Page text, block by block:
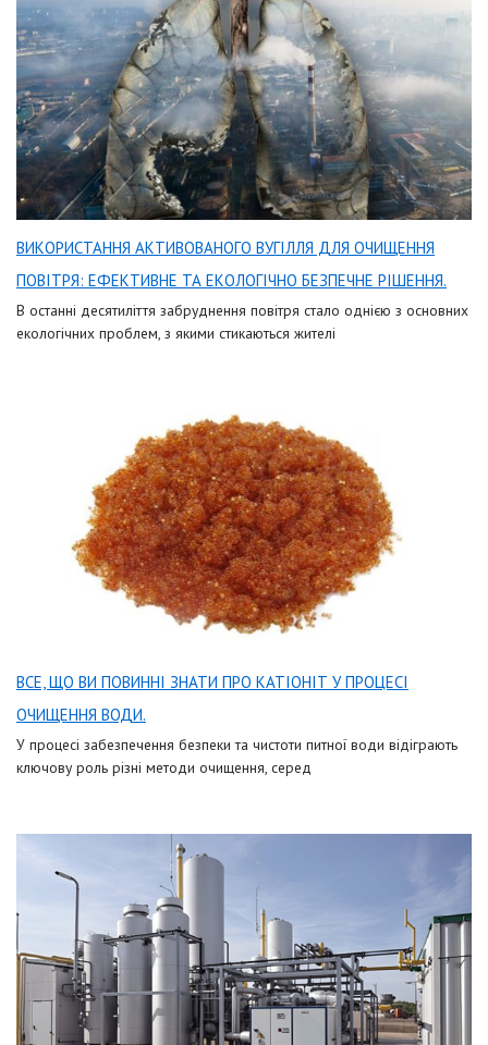
ВИКОРИСТАННЯ АКТИВОВАНОГО ВУГІЛЛЯ ДЛЯ ОЧИЩЕННЯ
ПОВІТРЯ: ЕФЕКТИВНЕ ТА ЕКОЛОГІЧНО БЕЗПЕЧНЕ РІШЕННЯ.
В останні десятиліття забруднення повітря стало однією з основних
екологічних проблем, з якими стикаються жителі
ВСЕ, ЩО ВИ ПОВИННІ ЗНАТИ ПРО КАТІОНІТ У ПРОЦЕСІ
ОЧИЩЕННЯ ВОДИ.
У процесі забезпечення безпеки та чистоти питної води відіграють
ключову роль різні методи очищення, серед